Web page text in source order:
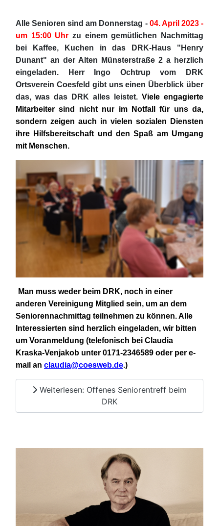
Alle Senioren sind am Donnerstag - 04. April 2023 -
um 15:00 Uhr zu einem gemütlichen Nachmittag
bei Kaffee, Kuchen in das DRK-Haus "Henry
Dunant" an der Alten Münsterstraße 2 a herzlich
eingeladen. Herr Ingo Ochtrup vom DRK
Ortsverein Coesfeld gibt uns einen Überblick über
das, was das DRK alles leistet. Viele engagierte
Mitarbeiter sind nicht nur im Notfall für uns da,
sondern zeigen auch in vielen sozialen Diensten
ihre Hilfsbereitschaft und den Spaß am Umgang
mit Menschen.
Man muss weder beim DRK, noch in einer
anderen Vereinigung Mitglied sein, um an dem
Seniorennachmittag teilnehmen zu können. Alle
Interessierten sind herzlich eingeladen, wir bitten
um Voranmeldung (telefonisch bei Claudia
Kraska-Venjakob unter 0171-2346589 oder per e-
mail an claudia@coesweb.de.)
Weiterlesen: Offenes Seniorentreff beim
DRK